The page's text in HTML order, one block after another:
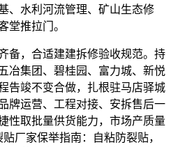
、水利河流管理、矿山生态修
堂推拉门。
，合适建建拆修验收规范。持
冶集团、碧桂园、富力城、新悦
告竣不变合做，扎根驻马店驿城
牌运营、工程对接、安拆售后一
性取批量供货能力，市场产质量
厂家保举指南：自粘防裂贴，